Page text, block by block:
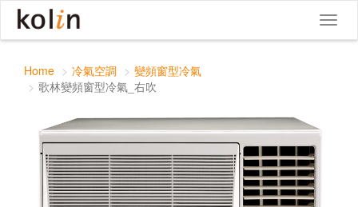
歌林變頻窗型冷氣_右吹
Toggle
Home 冷氣空調
變頻窗型冷氣
歌林變頻窗型冷氣_右吹